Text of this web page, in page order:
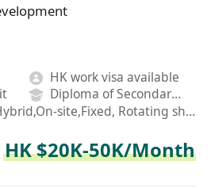
HK work visa available
Diploma of Secondary School
6 days per week, Hybrid,On-site,Fixed, Rotating shifts
HK $20K-50K/Month